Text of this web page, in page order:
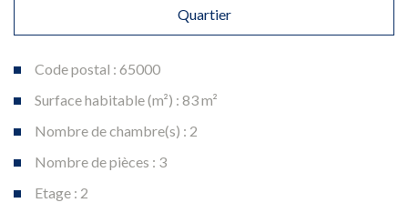
Quartier
Code postal : 65000
Surface habitable (m²) : 83 m²
Nombre de chambre(s) : 2
Nombre de pièces : 3
Etage : 2